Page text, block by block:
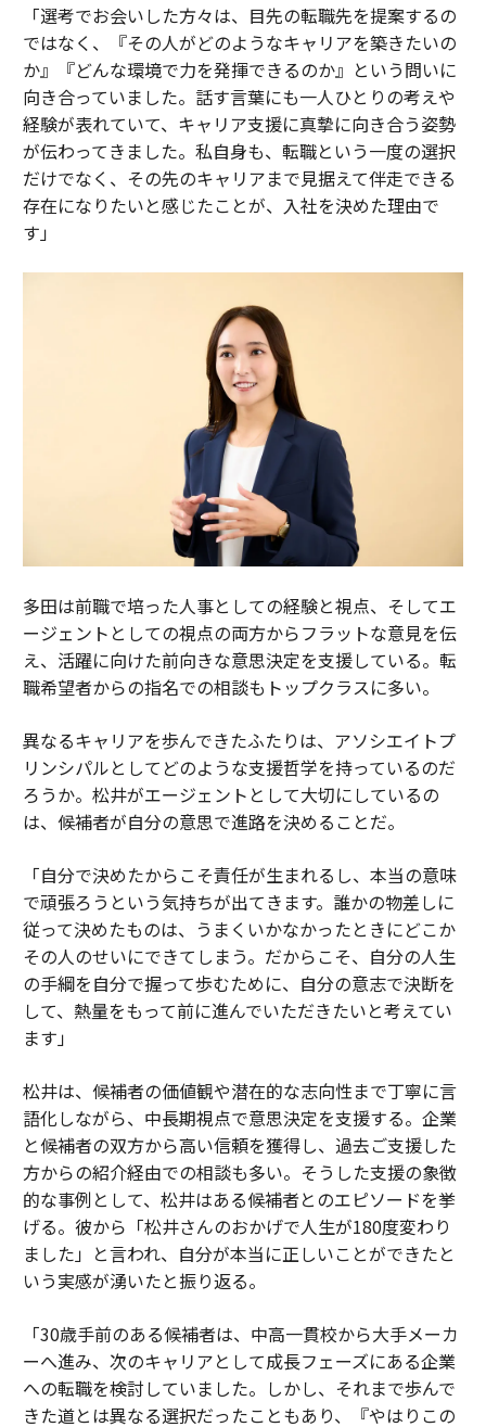
「選考でお会いした方々は、目先の転職先を提案するの
ではなく、『その人がどのようなキャリアを築きたいの
か』『どんな環境で力を発揮できるのか』という問いに
向き合っていました。話す言葉にも一人ひとりの考えや
経験が表れていて、キャリア支援に真摯に向き合う姿勢
が伝わってきました。私自身も、転職という一度の選択
だけでなく、その先のキャリアまで見据えて伴走できる
存在になりたいと感じたことが、入社を決めた理由で
す」
多田は前職で培った人事としての経験と視点、そしてエ
ージェントとしての視点の両方からフラットな意見を伝
え、活躍に向けた前向きな意思決定を支援している。転
職希望者からの指名での相談もトップクラスに多い。
異なるキャリアを歩んできたふたりは、アソシエイトプ
リンシパルとしてどのような支援哲学を持っているのだ
ろうか。松井がエージェントとして大切にしているの
は、候補者が自分の意思で進路を決めることだ。
「自分で決めたからこそ責任が生まれるし、本当の意味
で頑張ろうという気持ちが出てきます。誰かの物差しに
従って決めたものは、うまくいかなかったときにどこか
その人のせいにできてしまう。だからこそ、自分の人生
の手綱を自分で握って歩むために、自分の意志で決断を
して、熱量をもって前に進んでいただきたいと考えてい
ます」
松井は、候補者の価値観や潜在的な志向性まで丁寧に言
語化しながら、中長期視点で意思決定を支援する。企業
と候補者の双方から高い信頼を獲得し、過去ご支援した
方からの紹介経由での相談も多い。そうした支援の象徴
的な事例として、松井はある候補者とのエピソードを挙
げる。彼から「松井さんのおかげで人生が180度変わり
ました」と言われ、自分が本当に正しいことができたと
いう実感が湧いたと振り返る。
「30歳手前のある候補者は、中高一貫校から大手メーカ
ーへ進み、次のキャリアとして成長フェーズにある企業
への転職を検討していました。しかし、それまで歩んで
きた道とは異なる選択だったこともあり、『やはりこの